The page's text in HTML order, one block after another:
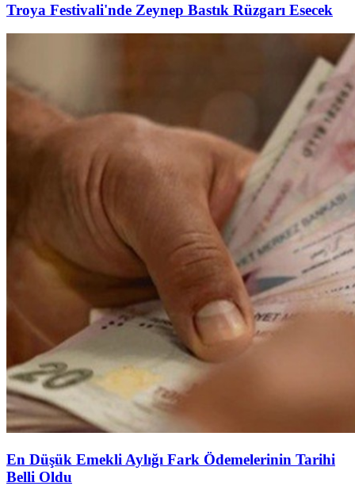
Troya Festivali'nde Zeynep Bastık Rüzgarı Esecek
En Düşük Emekli Aylığı Fark Ödemelerinin Tarihi
Belli Oldu